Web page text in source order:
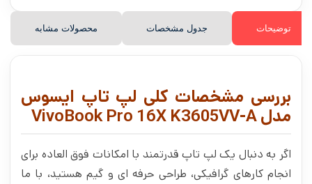
توضیحات جدول مشخصات محصولات مشابه
بررسی مشخصات کلی لپ تاپ ایسوس
مدل VivoBook Pro 16X K3605VV-A
اگر به دنبال یک لپ تاپ قدرتمند با امکانات فوق‌ العاده برای
انجام کارهای گرافیکی، طراحی حرفه ای و گیم هستید، با ما